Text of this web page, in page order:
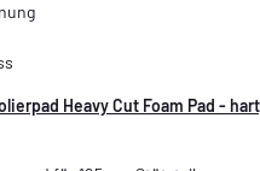
Heavy Cut Foam Pad -